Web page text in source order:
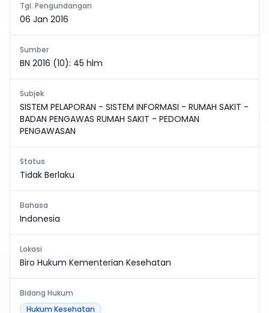
Tgl. Pengundangan
06 Jan 2016
Sumber
BN 2016 (10): 45 hlm
Subjek
SISTEM PELAPORAN - SISTEM INFORMASI - RUMAH SAKIT -
BADAN PENGAWAS RUMAH SAKIT - PEDOMAN
PENGAWASAN
Status
Tidak Berlaku
Bahasa
Indonesia
Lokasi
Biro Hukum Kementerian Kesehatan
Bidang Hukum
Hukum Kesehatan